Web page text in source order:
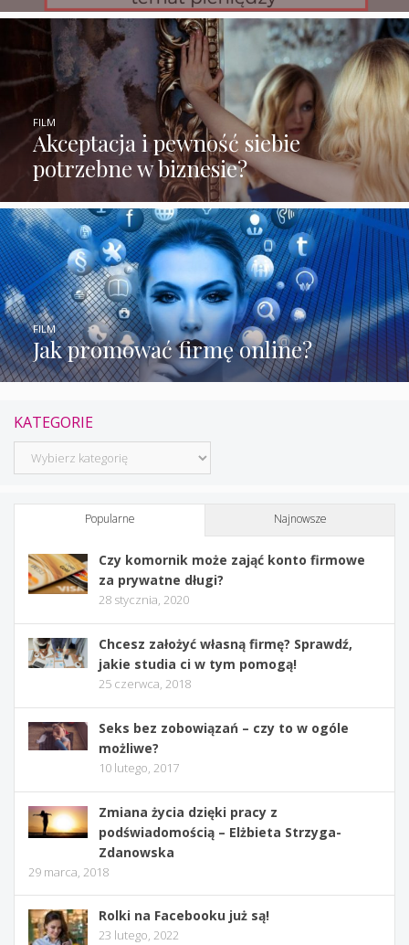
Akceptacja i pewność siebie
potrzebne w biznesie?
FILM
Jak promować firmę online?
FILM
KATEGORIE
Kategorie
Popularne Najnowsze
Czy komornik może zająć konto firmowe
za prywatne długi?
28 stycznia, 2020
Chcesz założyć własną firmę? Sprawdź,
jakie studia ci w tym pomogą!
25 czerwca, 2018
Seks bez zobowiązań – czy to w ogóle
możliwe?
10 lutego, 2017
Zmiana życia dzięki pracy z
podświadomością – Elżbieta Strzyga-
Zdanowska
29 marca, 2018
Rolki na Facebooku już są!
23 lutego, 2022